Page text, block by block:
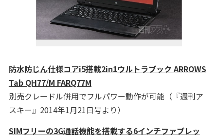
防水防じん仕様コアi5搭載2in1ウルトラブック ARROWS
Tab QH77/M FARQ77M
別売クレードル併用でフルパワー動作が可能（『週刊ア
スキー』2014年1月21日号より）
SIMフリーの3G通話機能を搭載する6インチファブレッ